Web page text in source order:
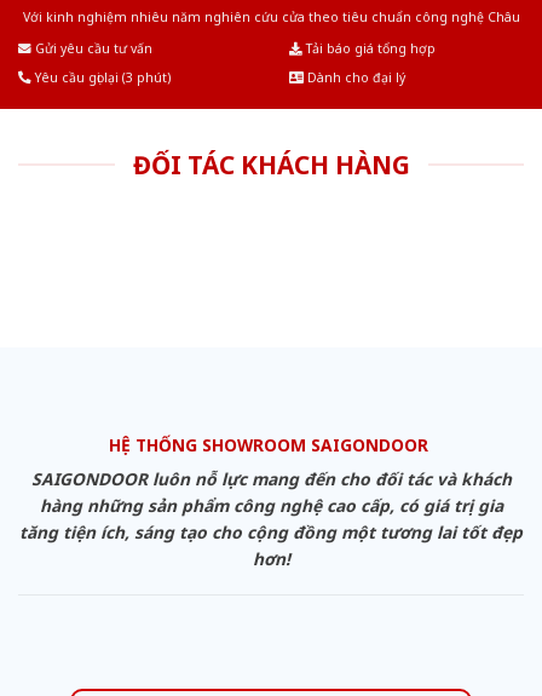
Với kinh nghiệm nhiêu năm nghiên cứu cửa theo tiêu chuẩn công nghệ Châu
Gửi yêu cầu tư vấn
Tải báo giá tổng hợp
Yêu cầu gọi lại (3 phút)
Dành cho đại lý
ĐỐI TÁC KHÁCH HÀNG
HỆ THỐNG SHOWROOM SAIGONDOOR
SAIGONDOOR luôn nỗ lực mang đến cho đối tác và khách
hàng những sản phẩm công nghệ cao cấp, có giá trị gia
tăng tiện ích, sáng tạo cho cộng đồng một tương lai tốt đẹp
hơn!